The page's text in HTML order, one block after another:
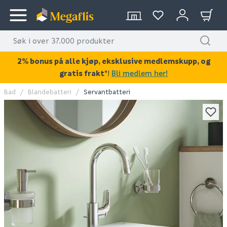
KAN DISSE VÆRE AV INTERESSE?
Bad Blandebatteri Servantbatteri
2% bonus på alle kjøp, eksklusive medlemskupp, og
gratis frakt*! Bli medlem her!